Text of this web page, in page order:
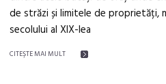
de străzi și limitele de proprietăți,
secolului al XIX-lea
CITEŞTE MAI MULT